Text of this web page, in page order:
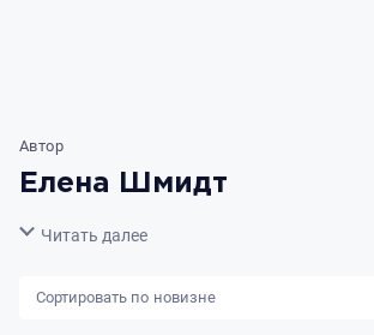
Автор
Елена Шмидт
Свернуть
Читать далее
новизне